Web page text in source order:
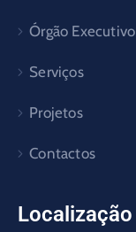
Órgão Executivo
Serviços
Projetos
Contactos
Localização